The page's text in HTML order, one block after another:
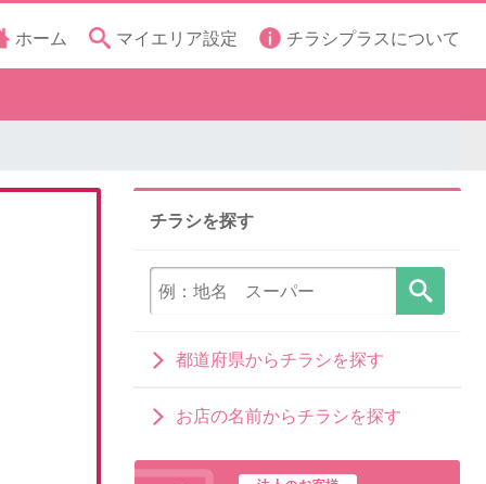
ホーム マイエリア設定 チラシプラスについて
チラシを探す
都道府県からチラシを探す
お店の名前からチラシを探す